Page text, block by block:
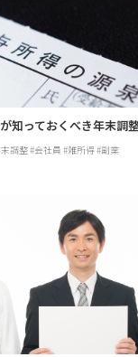
知っておくべき年末調
調整 会社員 雑所得 副業